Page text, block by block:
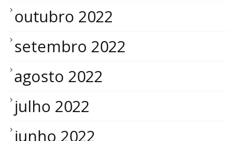
outubro 2022
setembro 2022
agosto 2022
julho 2022
junho 2022